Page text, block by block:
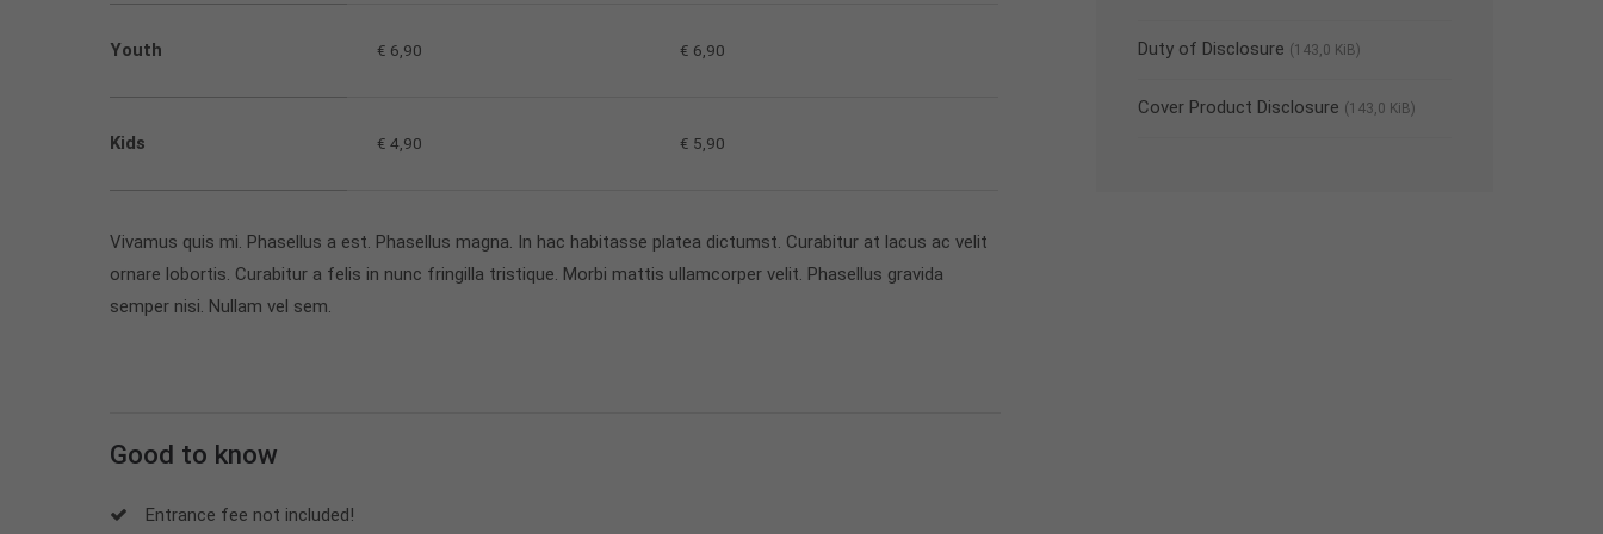
Youth € 6,90 € 6,90
Kids € 4,90 € 5,90
Vivamus quis mi. Phasellus a est. Phasellus magna. In hac habitasse platea dictumst. Curabitur at lacus ac velit
ornare lobortis. Curabitur a felis in nunc fringilla tristique. Morbi mattis ullamcorper velit. Phasellus gravida
semper nisi. Nullam vel sem.
Good to know
Entrance fee not included!
Duty of Disclosure (143,0 KiB)
Cover Product Disclosure (143,0 KiB)